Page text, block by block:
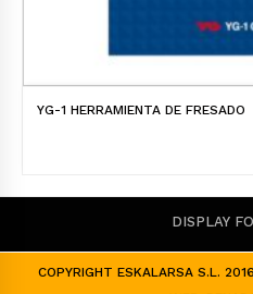
YG-1 HERRAMIENTA DE FRESADO
DISPLAY
COPYRIGHT ESKALARSA S.L.